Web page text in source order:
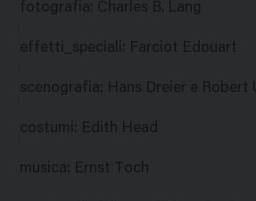
fotografia: Charles B. Lang
effetti_speciali: Farciot Edouart
scenografia: Hans Dreier e Robert
costumi: Edith Head
musica: Ernst Toch